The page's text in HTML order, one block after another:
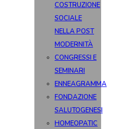
COSTRUZIONE
SOCIALE
NELLA POST
MODERNITÀ
CONGRESSI E
SEMINARI
ENNEAGRAMMA
FONDAZIONE
SALUTOGENESI
HOMEOPATIC